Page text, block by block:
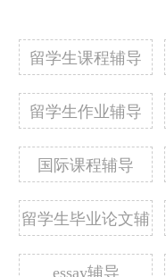
留学生课程辅导
留学生作业辅导
国际课程辅导
留学生毕业论文辅
导
essay辅导